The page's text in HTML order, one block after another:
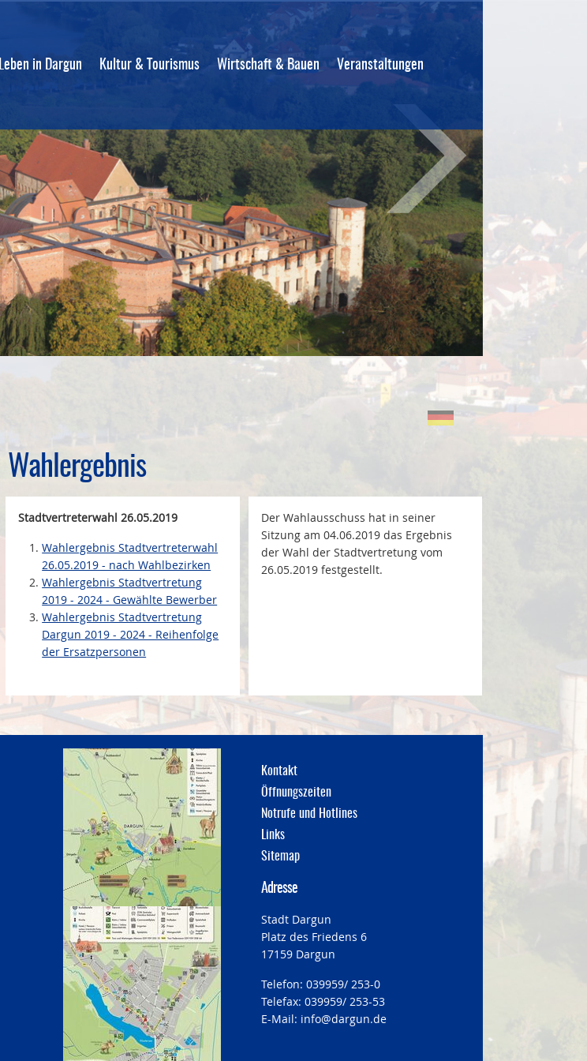
Leben in Dargun Kultur & Tourismus Wirtschaft & Bauen Veranstaltungen
DE
Wahlergebnis
Stadtvertreterwahl 26.05.2019
Wahlergebnis Stadtvertreterwahl
26.05.2019 - nach Wahlbezirken
Wahlergebnis Stadtvertretung
2019 - 2024 - Gewählte Bewerber
Wahlergebnis Stadtvertretung
Dargun 2019 - 2024 - Reihenfolge
der Ersatzpersonen
Der Wahlausschuss hat in seiner
Sitzung am 04.06.2019 das Ergebnis
der Wahl der Stadtvertretung vom
26.05.2019 festgestellt.
Kontakt
Öffnungszeiten
Notrufe und Hotlines
Links
Sitemap
Adresse
Stadt Dargun
Platz des Friedens 6
17159 Dargun
Telefon: 039959/ 253-0
Telefax: 039959/ 253-53
E-Mail: info@dargun.de